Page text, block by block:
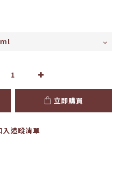
立即購買
入追蹤清單